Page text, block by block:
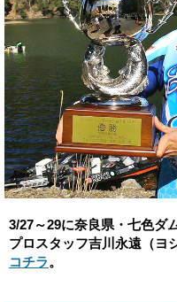
3/27～29に奈良県・七色ダ
プロスタッフ吉川永遠（ヨ
コチラ。